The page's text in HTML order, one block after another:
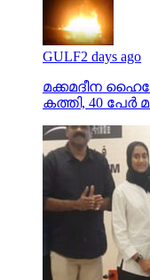
GULF2 days ago
മക്കമദീന
കത്തി, 40 പേര്‍